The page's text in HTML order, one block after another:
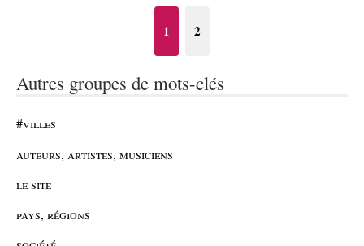
1 2
Autres groupes de mots-clés
#villes
auteurs, artistes, musiciens
le site
pays, régions